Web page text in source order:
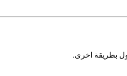
بطريقة اخرى.